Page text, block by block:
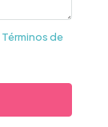
Términos de